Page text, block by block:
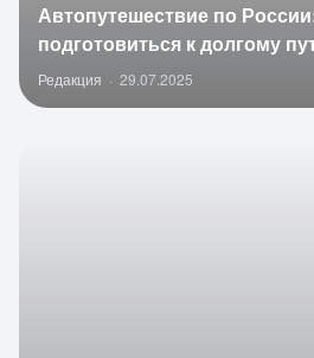
Автопутешествие по
подготовиться к долгому
поездку комфортной
Редакция · 29.07.2025